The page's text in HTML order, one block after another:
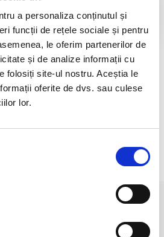
a personaliza conținutul și
funcții de rețele sociale și pentru
le oferim partenerilor de
și de analize informații cu
folosiți site-ul nostru. Aceștia le
oferite de dvs. sau culese
lor.
produs.
un cont noupentru a putea